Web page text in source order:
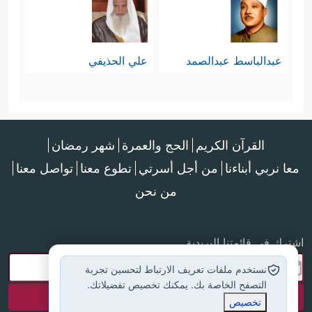
للتعميم الظالم وأخذ الكلِّ بجريرة
البعض ﴿وَمِنَ ٱلۡأَعۡرَابِ مَن یُؤۡمِنُ بِٱللَّهِ وَٱلۡیَوۡمِ ٱلۡـَٔاخِرِ
إِنَّهَا قُرۡبَةࣱ لَّهُمۡۚ سَیُدۡخِلُهُمُ ٱللَّهُ فِی رَحۡمَتِهِۦۤۚ﴾، قال
هذا بعد قوله فيهم:﴿ٱلۡأَعۡرَابُ أَشَدُّ كُفۡرࣰا
﴿وَمِنَ ٱلۡأَعۡرَابِ مَن یَتَّخِذُ مَا
ٱلسَّوۡءِۗ﴾.
وفي قضية التخلُّف كان موقف
عبدالباسط عبدالصمد علي الحذيفي
القرآن الكريم الحج والعمرة شهر رمضان
معا نربي أبناءنا من أجل أسرتي تطوع معنا تواصل معنا
من نحن
اشترك في قائمتنا البريدية
نستخدم ملفات تعريف الارتباط لتحسين تجربة
التصفح الخاصة بك. يمكنك تخصيص تفضيلاتك.
تخصيص